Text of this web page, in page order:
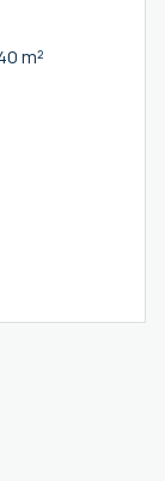
Villa 5 pièce(s) 4 chambre(s) 140 m²